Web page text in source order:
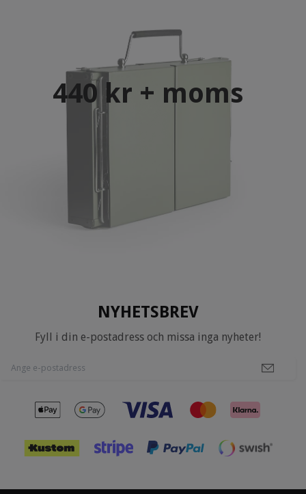
440 kr + moms
NYHETSBREV
Fyll i din e-postadress och missa inga nyheter!